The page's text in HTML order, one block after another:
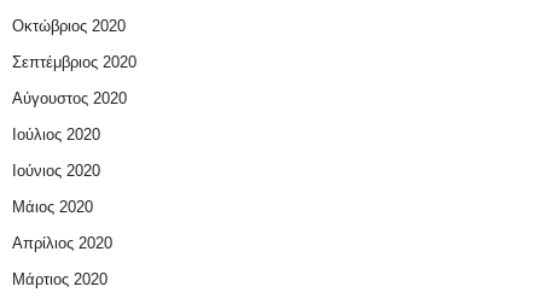
Οκτώβριος 2020
Σεπτέμβριος 2020
Αύγουστος 2020
Ιούλιος 2020
Ιούνιος 2020
Μάιος 2020
Απρίλιος 2020
Μάρτιος 2020